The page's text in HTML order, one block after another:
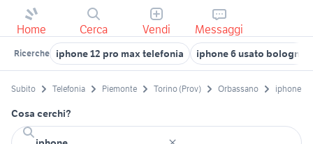
Home Cerca Vendi Messaggi
Ricerche iphone 12 pro max telefonia iphone 6 usato bologna
Subito Telefonia Piemonte Torino (Prov) Orbassano iphone
Cosa cerchi?